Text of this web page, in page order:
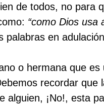
de todos, no para
“como Dios usa
palabras en
o hermana que
recordar que
¡No!, esta